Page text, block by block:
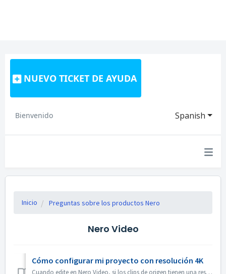
NUEVO TICKET DE AYUDA
Spanish
Bienvenido
Inicio Preguntas sobre los productos Nero
Nero Video
Cómo configurar mi proyecto con resolución 4K
Cuando edite en Nero Video, si los clips de origen tienen una resolución 4K o superior, y desea que el archivo de salida también esté en 4K, por favor 1. A...